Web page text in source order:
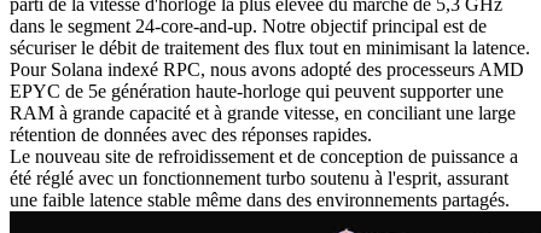
dans le segment 24-core-and-up. Notre objectif principal est de
sécuriser le débit de traitement des flux tout en minimisant la latence.
Pour Solana indexé RPC, nous avons adopté des processeurs AMD
EPYC de 5e génération haute-horloge qui peuvent supporter une
RAM à grande capacité et à grande vitesse, en conciliant une large
rétention de données avec des réponses rapides.
Le nouveau site de refroidissement et de conception de puissance a
été réglé avec un fonctionnement turbo soutenu à l'esprit, assurant
une faible latence stable même dans des environnements partagés.